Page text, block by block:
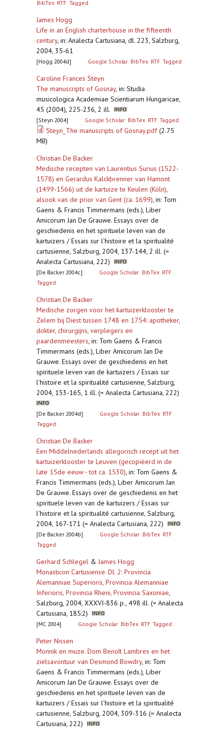
BibTex RTF Tagged
James Hogg
Life in an English charterhouse in the fifteenth
century, in: Analecta Cartusiana, dl. 223, Salzburg,
2004, 35-61
[Hogg 2004d] Google Scholar BibTex RTF Tagged
Caroline Frances Steyn
The manuscripts of Gosnay, in: Studia
musicologica Academiae Scientiarum Hungaricae,
45 (2004), 225-236, 2 ill.
[Steyn 2004] Google Scholar BibTex RTF Tagged
Steyn_The manuscripts of Gosnay.pdf(2.75
MB)
Christian De Backer
Medische recepten van Laurentius Surius (1522-
1578) en Gerardus Kalckbrenner van Hamont
(1499-1566) uit de kartuize te Keulen (Köln),
alsook van de prior van Gent (ca. 1699), in: Tom
Gaens & Francis Timmermans (eds.), Liber
Amicorum Jan De Grauwe. Essays over de
geschiedenis en het spirituele leven van de
kartuizers / Essais sur l'histoire et la spiritualité
cartusienne, Salzburg, 2004, 137-144, 2 ill. (=
Analecta Cartusiana, 222)
[De Backer 2004c] Google Scholar BibTex RTF
Tagged
Christian De Backer
Medische zorgen voor het kartuizerklooster te
Zelem bij Diest tussen 1748 en 1754: apotheker,
dokter, chirurgijns, verplegers en
paardenmeesters, in: Tom Gaens & Francis
Timmermans (eds.), Liber Amicorum Jan De
Grauwe. Essays over de geschiedenis en het
spirituele leven van de kartuizers / Essais sur
l'histoire et la spiritualité cartusienne, Salzburg,
2004, 153-165, 1 ill. (= Analecta Cartusiana, 222)
[De Backer 2004d] Google Scholar BibTex RTF
Tagged
Christian De Backer
Een Middelnederlands allegorisch recept uit het
kartuizerklooster te Leuven (gecopiëerd in de
late 15de eeuw - tot ca. 1530), in: Tom Gaens &
Francis Timmermans (eds.), Liber Amicorum Jan
De Grauwe. Essays over de geschiedenis en het
spirituele leven van de kartuizers / Essais sur
l'histoire et la spiritualité cartusienne, Salzburg,
2004, 167-171 (= Analecta Cartusiana, 222)
[De Backer 2004b] Google Scholar BibTex RTF
Tagged
Gerhard Schlegel & James Hogg
Monasticon Cartusiense. Dl. 2: Provincia
Alemanniae Superioris, Provincia Alemanniae
Inferioris, Provincia Rheni, Provincia Saxoniae,
Salzburg, 2004, XXXVI-836 p., 498 ill. (= Analecta
Cartusiana, 185:2)
[MC 2004] Google Scholar BibTex RTF Tagged
Peter Nissen
Monnik en muze. Dom Benoît Lambres en het
zielsavontuur van Desmond Bowdry, in: Tom
Gaens & Francis Timmermans (eds.), Liber
Amicorum Jan De Grauwe. Essays over de
geschiedenis en het spirituele leven van de
kartuizers / Essais sur l'histoire et la spiritualité
cartusienne, Salzburg, 2004, 309-316 (= Analecta
Cartusiana, 222)